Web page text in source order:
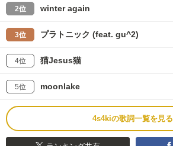
2位 winter again
3位 プラトニック (feat. gu^2)
4位 猫Jesus猫
5位 moonlake
4s4kiの歌詞一覧を見る